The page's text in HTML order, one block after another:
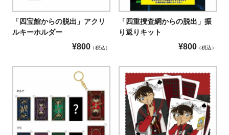
「四宝館からの脱出」アクリ
ルキーホルダー
¥800 税込
「四重捜査網からの脱出」振
り返りキット
¥800 税込